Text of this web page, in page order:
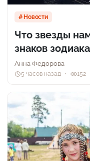
Новости
Что звезды
знаков
Анна Федорова
5 часов назад 152